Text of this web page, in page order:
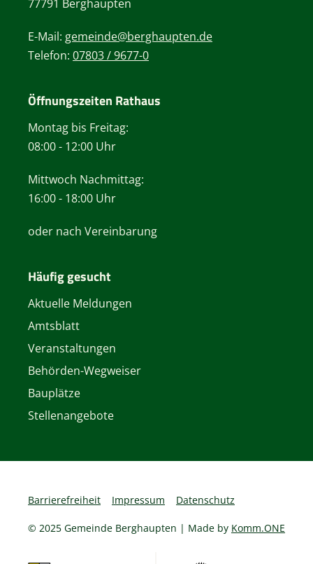
77791 Berghaupten
E-Mail: gemeinde@berghaupten.de
Telefon: 07803 / 9677-0
Öffnungszeiten Rathaus
Montag bis Freitag:
08:00 - 12:00 Uhr
Mittwoch Nachmittag:
16:00 - 18:00 Uhr
oder nach Vereinbarung
Häufig gesucht
Aktuelle Meldungen
Amtsblatt
Veranstaltungen
Behörden-Wegweiser
Bauplätze
Stellenangebote
Barrierefreiheit Impressum Datenschutz
© 2025 Gemeinde Berghaupten | Made by Komm.ONE